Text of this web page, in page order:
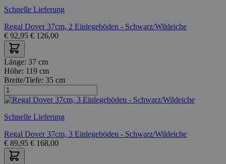
Schnelle Lieferung
Regal Dover 37cm, 2 Einlegeböden - Schwarz/Wildeiche
€ 92,95 € 126,00
Länge: 37 cm
Höhe: 119 cm
Breite/Tiefe: 35 cm
Schnelle Lieferung
Regal Dover 37cm, 3 Einlegeböden - Schwarz/Wildeiche
€ 89,95 € 168,00